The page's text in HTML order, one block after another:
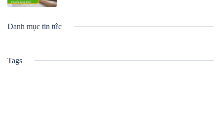
Danh mục tin tức
Tags